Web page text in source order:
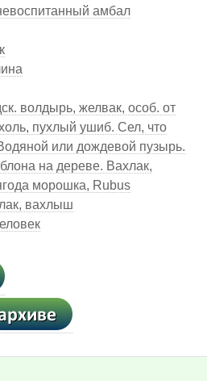
амбал
волдырь, желвак, особ. от
пухлый ушиб. Сел, что
или дождевой пузырь.
на дереве. Вахлак,
морошка, Rubus
вахлыш